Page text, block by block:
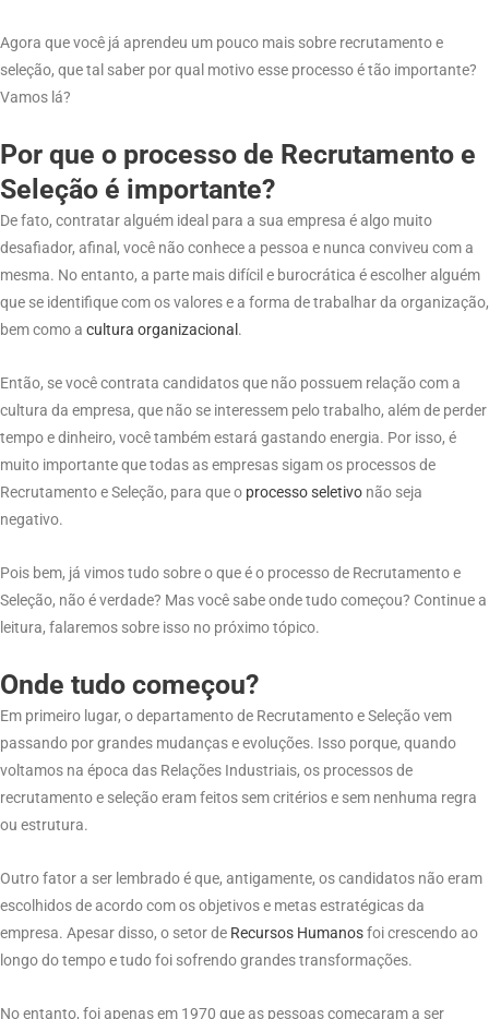
Agora que você já aprendeu um pouco mais sobre recrutamento e
seleção, que tal saber por qual motivo esse processo é tão importante?
Vamos lá?
Por que o processo de Recrutamento e
Seleção é importante?
De fato, contratar alguém ideal para a sua empresa é algo muito
desafiador, afinal, você não conhece a pessoa e nunca conviveu com a
mesma. No entanto, a parte mais difícil e burocrática é escolher alguém
que se identifique com os valores e a forma de trabalhar da organização,
bem como a cultura organizacional .
Então, se você contrata candidatos que não possuem relação com a
cultura da empresa, que não se interessem pelo trabalho, além de perder
tempo e dinheiro, você também estará gastando energia. Por isso, é
muito importante que todas as empresas sigam os processos de
Recrutamento e Seleção, para que o processoseletivo não seja
negativo.
Pois bem, já vimos tudo sobre o que é o processo de Recrutamento e
Seleção, não é verdade? Mas você sabe onde tudo começou? Continue a
leitura, falaremos sobre isso no próximo tópico.
Onde tudo começou?
Em primeiro lugar, o departamento de Recrutamento e Seleção vem
passando por grandes mudanças e evoluções. Isso porque, quando
voltamos na época das Relações Industriais, os processos de
recrutamento e seleção eram feitos sem critérios e sem nenhuma regra
ou estrutura.
Outro fator a ser lembrado é que, antigamente, os candidatos não eram
escolhidos de acordo com os objetivos e metas estratégicas da
empresa. Apesar disso, o setor de Recursos Humanosfoi crescendo ao
longo do tempo e tudo foi sofrendo grandes transformações.
No entanto, foi apenas em 1970 que as pessoas começaram a ser